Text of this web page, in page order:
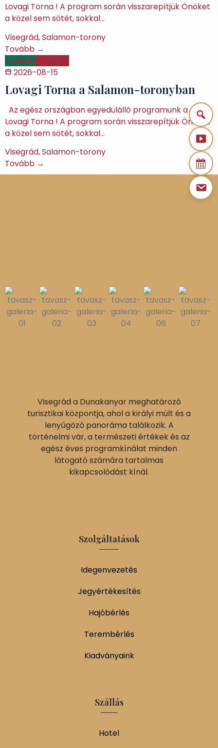
Lovagi Torna ! A program során visszarepítjük Önöket
a közel sem sötét, sokkal…
Visegrád, Salamon-torony
Tovább →
Családi
2026-08-15
Lovagi Torna a Salamon-toronyban
Az egész országban egyedülálló programunk a
Lovagi Torna ! A program során visszarepítjük Önöket
a közel sem sötét, sokkal…
Visegrád, Salamon-torony
Tovább →
Visegrád a Dunakanyar meghatározó
turisztikai központja, ahol a királyi múlt és a
lenyűgöző panoráma találkozik. A
történelmi vár, a természeti értékek és az
egész éves programkínálat minden
látogató számára tartalmas
kikapcsolódást kínál.
Szolgáltatások
Idegenvezetés
Jegyértékesítés
Hajóbérlés
Terembérlés
Kiadványaink
Szállás
Hotel